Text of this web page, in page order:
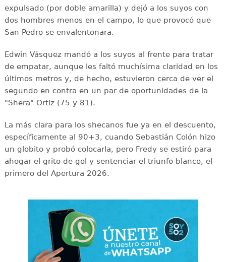
expulsado (por doble amarilla) y dejó a los suyos con
dos hombres menos en el campo, lo que provocó que
San Pedro se envalentonara.
Edwin Vásquez mandó a los suyos al frente para tratar
de empatar, aunque les faltó muchísima claridad en los
últimos metros y, de hecho, estuvieron cerca de ver el
segundo en contra en un par de oportunidades de la
"Shera" Ortiz (75 y 81).
La más clara para los shecanos fue ya en el descuento,
específicamente al 90+3, cuando Sebastián Colón hizo
un globito y probó colocarla, pero Fredy se estiró para
ahogar el grito de gol y sentenciar el triunfo blanco, el
primero del Apertura 2026.